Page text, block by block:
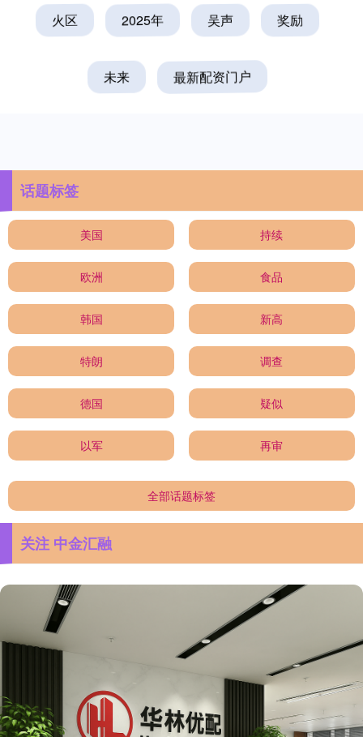
火区 2025年 吴声 奖励
未来 最新配资门户
话题标签
美国 持续
欧洲 食品
韩国 新高
特朗 调查
德国 疑似
以军 再审
全部话题标签
关注 中金汇融